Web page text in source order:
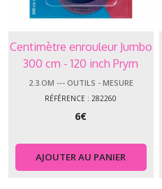
Centimètre enrouleur Jumbo
300 cm - 120 inch Prym
2.3.OM --- OUTILS - MESURE
RÉFÉRENCE : 282260
6€
AJOUTER AU PANIER